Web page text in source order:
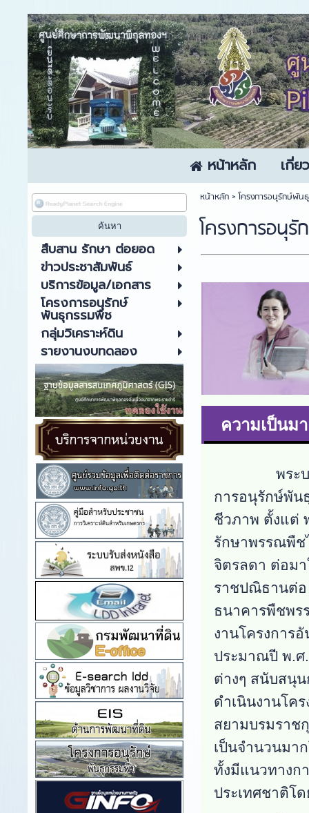
หน้าหลัก เกี่ย
สืบสาน รักษา ต่อยอด
ข่าวประชาสัมพันธ์
บริการข้อมูล/เอกสาร
โครงการอนุรักษ์
พันธุกรรมพืช
กลุ่มวิเคราะห์ดิน
รายงานงบทดลอง
หน้าหลัก>โครงการอนุรักษ์พัน
โครงการอนุ
ความเป็นมา
พระบาทสม
การอนุรักษ์พัน
ชีวภาพ ตั้งแต่
รักษาพรรณพืช
จิตรลดา ต่อมา
ราชปณิธานต่อ
ธนาคารพืชพ
งานโครงการ
ประมาณปี พ.ศ
ต่างๆ สนับสนุ
ดำเนินงานโค
สยามบรมราช
เป็นจำนวนมาก
ทั้งมีแนวทางก
ประเทศชาติโ